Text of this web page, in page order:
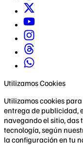
Utilizamos Cookies
Utilizamos cookies
entrega de publicidad,
navegando el sitio,
tecnología, según
la configuración en tu